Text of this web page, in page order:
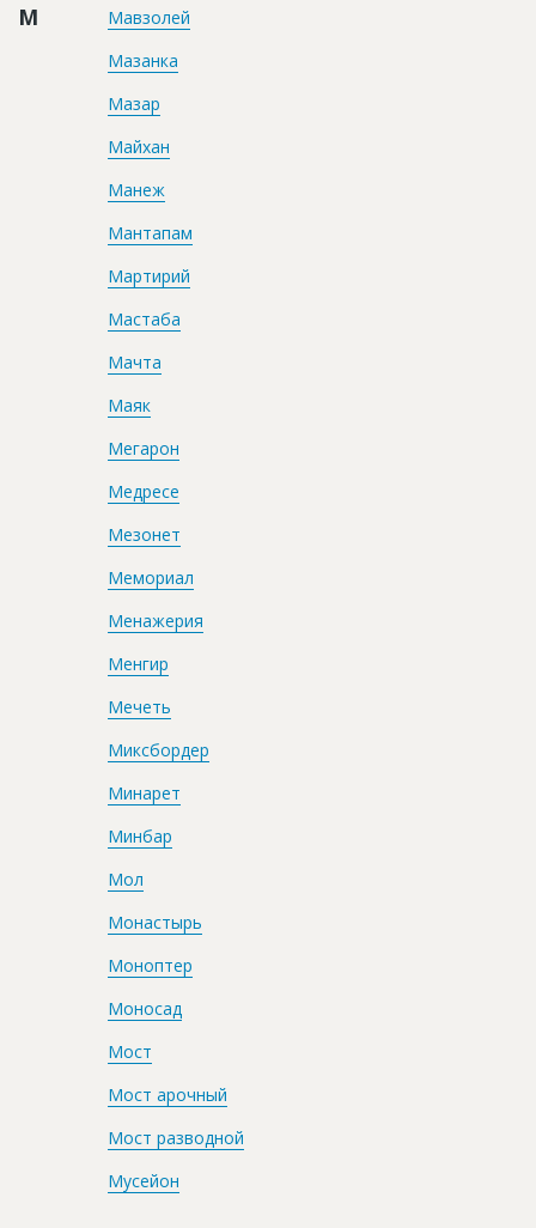
М
Мавзолей
Мазанка
Мазар
Майхан
Манеж
Мантапам
Мартирий
Мастаба
Мачта
Маяк
Мегарон
Медресе
Мезонет
Мемориал
Менажерия
Менгир
Мечеть
Миксбордер
Минарет
Минбар
Мол
Монастырь
Моноптер
Моносад
Мост
Мост арочный
Мост разводной
Мусейон